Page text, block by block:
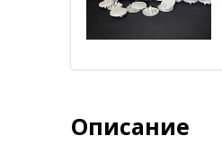
Описание